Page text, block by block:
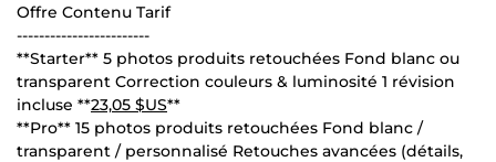
Offre Contenu Tarif
------------------------
**Starter** 5 photos produits retouchées Fond blanc ou
transparent Correction couleurs & luminosité 1 révision
incluse **23,05 $US**
**Pro** 15 photos produits retouchées Fond blanc /
transparent / personnalisé Retouches avancées (détails,